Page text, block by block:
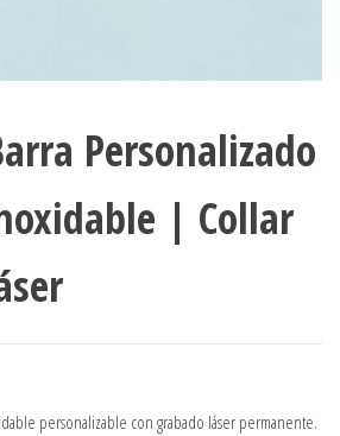
Personalizado
| Collar
personalizable con grabado láser permanente.